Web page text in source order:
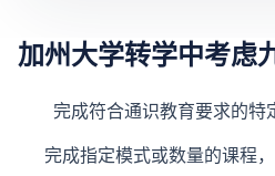
加州大学转学中考虑
完成符合通识教育要求的特
完成指定模式或数量的课程